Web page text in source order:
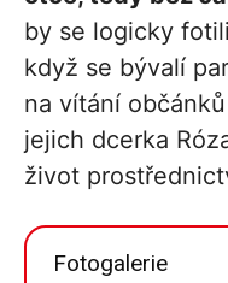
by se logicky
když se bývalí
na vítání
jejich dcerka
život
Fotogalerie